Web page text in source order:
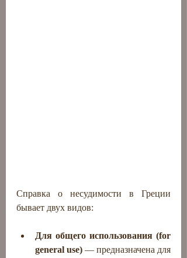
Справка о несудимости в Греции
бывает двух видов:
Для общего использования (for
general use) — предназначена для